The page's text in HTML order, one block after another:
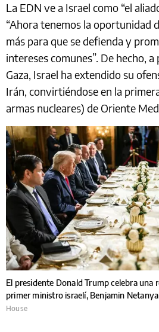
La EDN ve a Israel como “el
“Ahora tenemos la oportunidad
más para que se defienda y
intereses comunes”. De hecho,
Gaza, Israel ha extendido su
Irán, convirtiéndose en la
armas nucleares) de Oriente
El presidente Donald Trump celebra una
primer ministro israelí, Benjamin
House